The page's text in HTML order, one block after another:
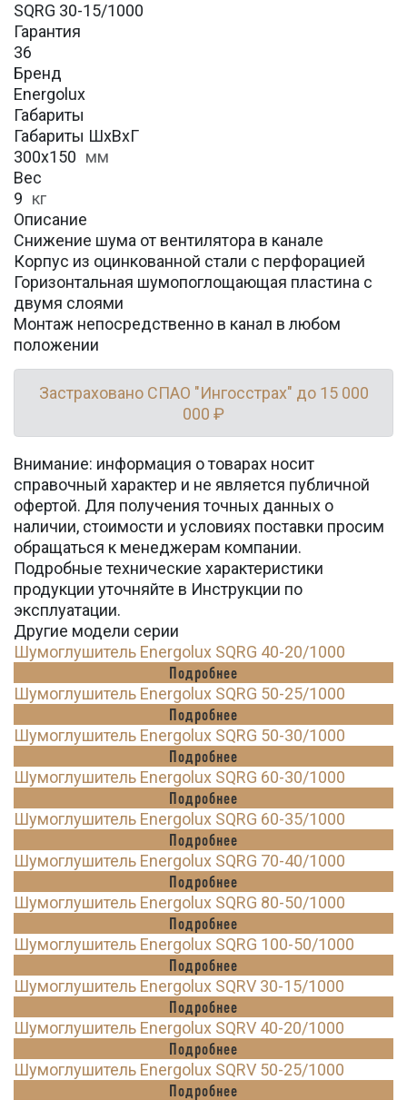
SQRG 30-15/1000
Гарантия
36
Бренд
Energolux
Габариты
Габариты ШхВхГ
300x150 мм
Вес
9 кг
Описание
Снижение шума от вентилятора в канале
Корпус из оцинкованной стали с перфорацией
Горизонтальная шумопоглощающая пластина с
двумя слоями
Монтаж непосредственно в канал в любом
положении
Застраховано СПАО "Ингосстрах" до 15 000
000 ₽
Внимание: информация о товарах носит
справочный характер и не является публичной
офертой. Для получения точных данных о
наличии, стоимости и условиях поставки просим
обращаться к менеджерам компании.
Подробные технические характеристики
продукции уточняйте в Инструкции по
эксплуатации.
Другие модели серии
Шумоглушитель Energolux SQRG 40-20/1000
Подробнее
Шумоглушитель Energolux SQRG 50-25/1000
Подробнее
Шумоглушитель Energolux SQRG 50-30/1000
Подробнее
Шумоглушитель Energolux SQRG 60-30/1000
Подробнее
Шумоглушитель Energolux SQRG 60-35/1000
Подробнее
Шумоглушитель Energolux SQRG 70-40/1000
Подробнее
Шумоглушитель Energolux SQRG 80-50/1000
Подробнее
Шумоглушитель Energolux SQRG 100-50/1000
Подробнее
Шумоглушитель Energolux SQRV 30-15/1000
Подробнее
Шумоглушитель Energolux SQRV 40-20/1000
Подробнее
Шумоглушитель Energolux SQRV 50-25/1000
Подробнее